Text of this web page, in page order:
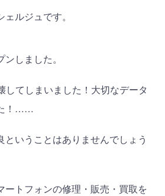
ルジュです。
しました。
してしまいました！大切なデータ
……
ということはありませんでしょう
ートフォンの修理・販売・買取を